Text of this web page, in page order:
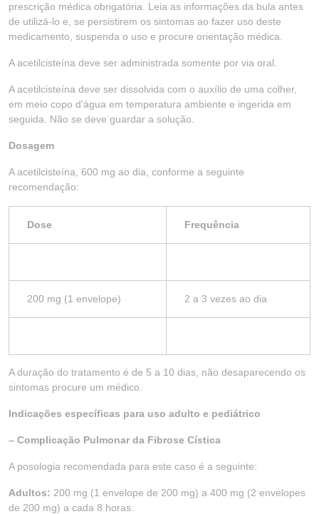
prescrição médica obrigatória. Leia as informações da bula antes
de utilizá-lo e, se persistirem os sintomas ao fazer uso deste
medicamento, suspenda o uso e procure orientação médica.
A acetilcisteína deve ser administrada somente por via oral.
A acetilcisteína deve ser dissolvida com o auxílio de uma colher,
em meio copo d’água em temperatura ambiente e ingerida em
seguida. Não se deve guardar a solução.
Dosagem
A acetilcisteína, 600 mg ao dia, conforme a seguinte
recomendação:
Dose Frequência
200 mg (1 envelope) 2 a 3 vezes ao dia
A duração do tratamento é de 5 a 10 dias, não desaparecendo os
sintomas procure um médico.
Indicações específicas para uso adulto e pediátrico
– Complicação Pulmonar da Fibrose Cística
A posologia recomendada para este caso é a seguinte:
Adultos: 200 mg (1 envelope de 200 mg) a 400 mg (2 envelopes
de 200 mg) a cada 8 horas.